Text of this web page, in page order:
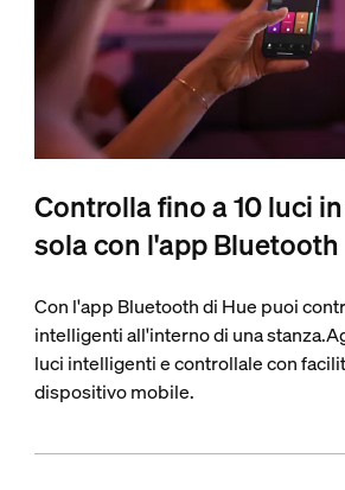
Controlla fino a 10 luci
sola con l'app Bluetooth
Con l'app Bluetooth di Hue puoi
intelligenti all'interno di una
luci intelligenti e controllale con
dispositivo mobile.